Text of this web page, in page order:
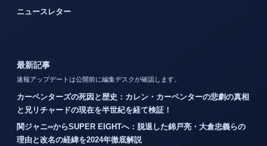
ニュースレター
最新記事
速報アップデートは公開前に編集デスクが確認します。
カーペンターズの死因と歴史：カレン・カーペンターの悲劇の真相
と兄リチャードの現在を半世紀を経て検証！
関ジャニ∞からSUPER EIGHTへ：脱退した錦戸亮・大倉忠義らの
理由と改名の経緯を2024年徹底解説